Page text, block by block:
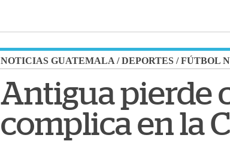
NOTICIAS GUATEMALA /DEPORTES /FÚTBOL
Antigua pierde
complica en la